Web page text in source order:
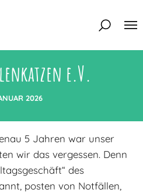
e.V.
2026
5 Jahren war unser
wir das vergessen. Denn
des
posten von Notfällen,